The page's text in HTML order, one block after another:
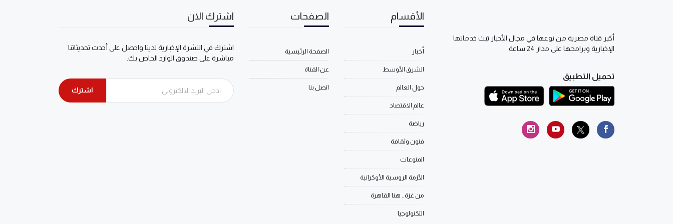
أكبر قناة مصرية من نوعها في مجال الأخبار تبث خدماتها
الإخبارية وبرامجها على مدار 24 ساعة
تحميل التطبيق
الأقسام
أخبار
الشرق الأوسط
حول العالم
عالم الاقتصاد
رياضة
فنون وثقافة
المنوعات
الأزمة الروسية الأوكرانية
من غزة.. هنا القاهرة
التكنولوجيا
الصفحات
الصفحة الرئيسية
عن القناة
اتصل بنا
اشترك الان
اشترك في النشرة الإخبارية لدينا واحصل على أحدث تحديثاتنا
مباشرة على صندوق الوارد الخاص بك.
اشترك